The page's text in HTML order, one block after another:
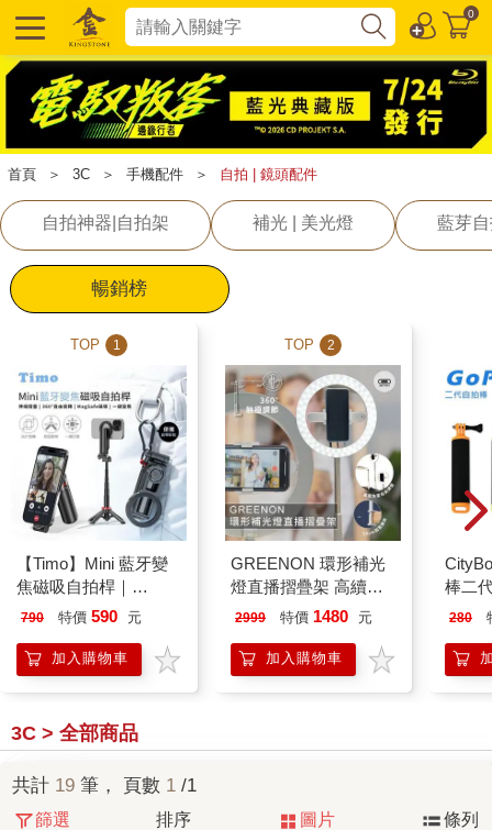
0
首頁 ＞ 3C ＞ 手機配件 ＞ 自拍 | 鏡頭配件
自拍神器|自拍架 補光 | 美光燈 藍芽
暢銷榜
TOP 1
【Timo】Mini 藍牙變
焦磁吸自拍桿｜
MagSafe 磁吸支架 摺
拍器 自拍棒
790 特價 590 元
加入購物車
TOP 2
GREENON 環形補光
燈直播摺疊架 高續航
力 USB充電 高度角度
夾
2999 特價 1480 元
加入購物車
棒二
280
3C > 全部商品
共計 19 筆， 頁數 1 /1
篩選 排序 圖片 條列